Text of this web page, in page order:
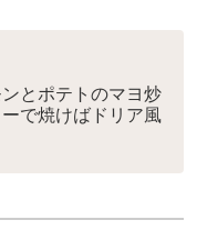
とポテトのマヨ炒
で焼けばドリア風